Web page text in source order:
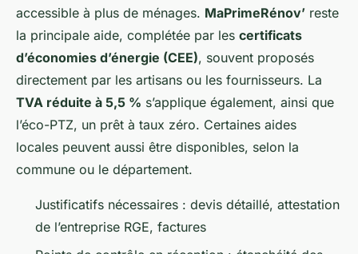
accessible à plus de ménages. MaPrimeRénov’ reste
la principale aide, complétée par les certificats
d’économies d’énergie (CEE), souvent proposés
directement par les artisans ou les fournisseurs. La
TVA réduite à 5,5 % s’applique également, ainsi que
l’éco-PTZ, un prêt à taux zéro. Certaines aides
locales peuvent aussi être disponibles, selon la
commune ou le département.
Justificatifs nécessaires : devis détaillé, attestation
de l’entreprise RGE, factures